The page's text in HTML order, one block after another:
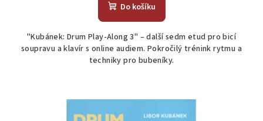
Do košíku
"Kubánek: Drum Play-Along 3" – další sedm etud pro bicí
soupravu a klavír s online audiem. Pokročilý trénink rytmu a
techniky pro bubeníky.